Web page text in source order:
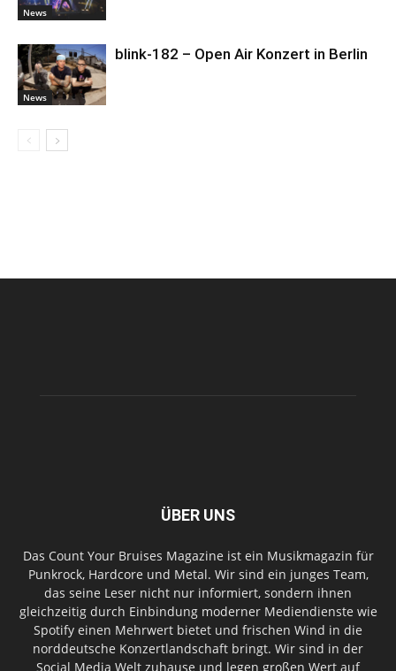
News
News
blink-182 – Open Air Konzert in Berlin
ÜBER UNS
Das Count Your Bruises Magazine ist ein Musikmagazin für
Punkrock, Hardcore und Metal. Wir sind ein junges Team,
das seine Leser nicht nur informiert, sondern ihnen
gleichzeitig durch Einbindung moderner Mediendienste wie
Spotify einen Mehrwert bietet und frischen Wind in die
norddeutsche Konzertlandschaft bringt. Wir sind in der
Social Media Welt zuhause und legen großen Wert auf